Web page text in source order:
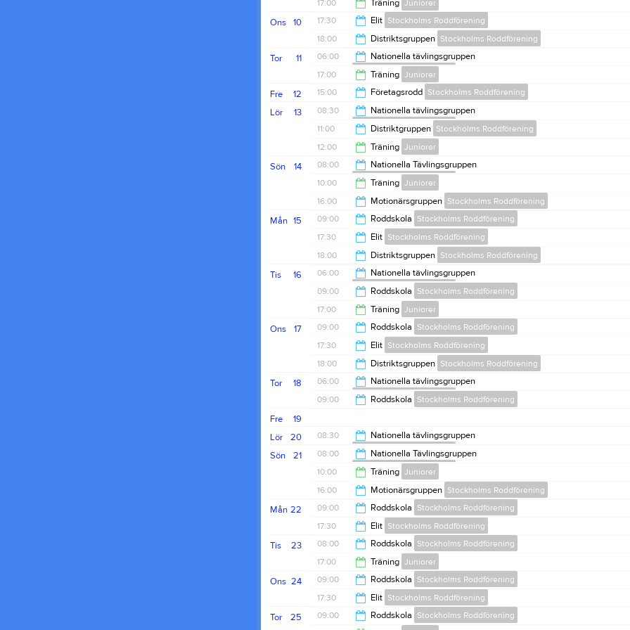
08:00
17:00 Träning Juniorer
19:00
10
Ons 17:30 Elit Stockholms Roddförening
20:00
18:00 Distriktsgruppen Stockholms Roddförening
20:00
11
Tor 06:00
Nationella tävlingsgruppen
Stockholms Roddförening
08:00
17:00 Träning Juniorer
19:00
12
Fre 15:00 Företagsrodd Stockholms Roddförening
18:00
13
Lör 08:30
Nationella tävlingsgruppen
Stockholms Roddförening
11:00
11:00 Distriktgruppen Stockholms Roddförening
13:00
12:00 Träning Juniorer
14:00
14
Sön 08:00
Nationella Tävlingsgruppen
Stockholms Roddförening
10:00
10:00 Träning Juniorer
12:00
16:00 Motionärsgruppen Stockholms Roddförening
18:00
15
Mån 09:00 Roddskola Stockholms Roddförening
15:00
17:30 Elit Stockholms Roddförening
20:00
18:00 Distriktsgruppen Stockholms Roddförening
20:00
16
Tis 06:00
Nationella tävlingsgruppen
Stockholms Roddförening
08:00
09:00 Roddskola Stockholms Roddförening
15:00
17:00 Träning Juniorer
19:00
17
Ons 09:00 Roddskola Stockholms Roddförening
15:00
17:30 Elit Stockholms Roddförening
20:00
18:00 Distriktsgruppen Stockholms Roddförening
20:00
18
Tor 06:00
Nationella tävlingsgruppen
Stockholms Roddförening
09:00 Roddskola Stockholms Roddförening
15:00
19
Fre
20
Lör 08:30
Nationella tävlingsgruppen
Stockholms Roddförening
11:00
21
Sön 08:00
Nationella Tävlingsgruppen
Stockholms Roddförening
10:00
10:00 Träning Juniorer
12:00
16:00 Motionärsgruppen Stockholms Roddförening
18:00
22
Mån 09:00 Roddskola Stockholms Roddförening
15:00
17:30 Elit Stockholms Roddförening
20:00
23
Tis 08:00 Roddskola Stockholms Roddförening
15:00
17:00 Träning Juniorer
19:00
24
Ons 09:00 Roddskola Stockholms Roddförening
15:00
17:30 Elit Stockholms Roddförening
25
Tor 09:00 Roddskola Stockholms Roddförening